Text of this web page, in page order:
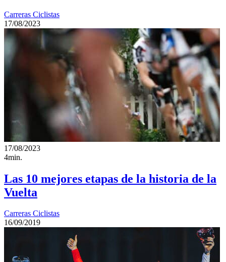
Carreras Ciclistas
17/08/2023
17/08/2023
4min.
Las 10 mejores etapas de la historia de la
Vuelta
Carreras Ciclistas
16/09/2019